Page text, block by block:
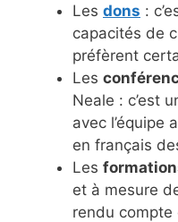
Les dons :
capacités de
préfèrent
Les
Neale : c’est
avec l’équipe
en français
Les
et à mesure
rendu compte